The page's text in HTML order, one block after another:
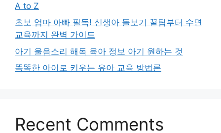
A to Z
초보 엄마 아빠 필독! 신생아 돌보기 꿀팁부터 수면
교육까지 완벽 가이드
아기 울음소리 해독 육아 정보 아기 원하는 것
똑똑한 아이로 키우는 유아 교육 방법론
Recent Comments